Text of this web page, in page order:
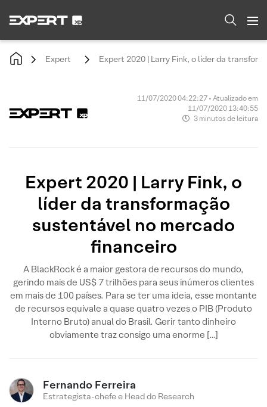
Expert Expert 2020 | Larry Fink, o líder da
11/07/2020 04:22:27 • Atualizado em
11/07/2020 13:40:55
3 minutos de leitura
Expert 2020 | Larry Fink, o
líder da transformação
sustentável no mercado
financeiro
A BlackRock é a maior gestora de recursos do mundo,
gerindo mais de US$ 7 trilhões para seus inúmeros clientes
em mais de 100 países. Para se ter uma ideia, esse montante
de recursos equivale a quase quatro vezes o PIB (Produto
Interno Bruto) anual do Brasil. Gerir tanto dinheiro
obviamente traz consigo uma enorme […]
Fernando Ferreira
Estrategista-chefe e Head do Research